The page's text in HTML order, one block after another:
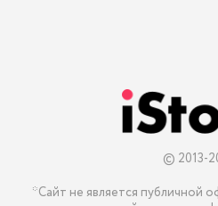
© 2013-
*Сайт не является публичной